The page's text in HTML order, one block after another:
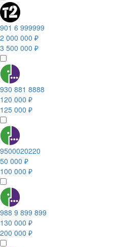
901 6 999999
2 000 000 ₽
3 500 000 ₽
930 881 8888
120 000 ₽
125 000 ₽
9500020220
50 000 ₽
100 000 ₽
988 9 899 899
130 000 ₽
200 000 ₽